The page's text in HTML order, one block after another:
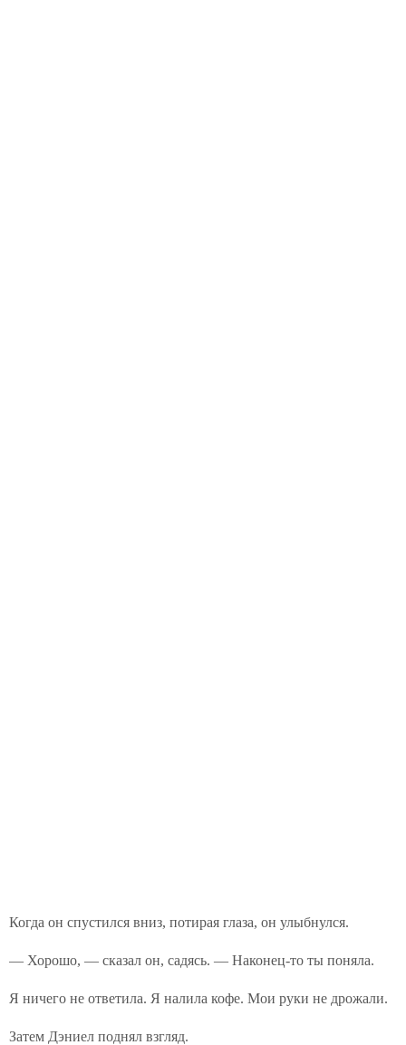
Когда он спустился вниз, потирая глаза, он улыбнулся.
— Хорошо, — сказал он, садясь. — Наконец-то ты поняла.
Я ничего не ответила. Я налила кофе. Мои руки не дрожали.
Затем Дэниел поднял взгляд.